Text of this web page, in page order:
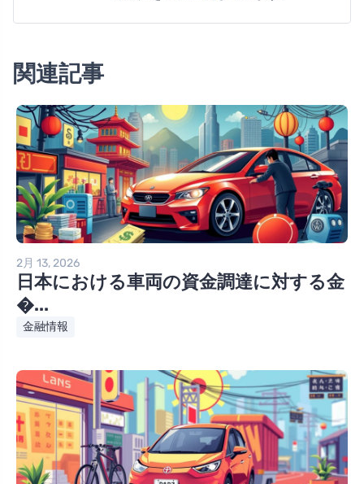
関連記事
2月 13, 2026
日本における車両の資金調達に対する金
�...
金融情報